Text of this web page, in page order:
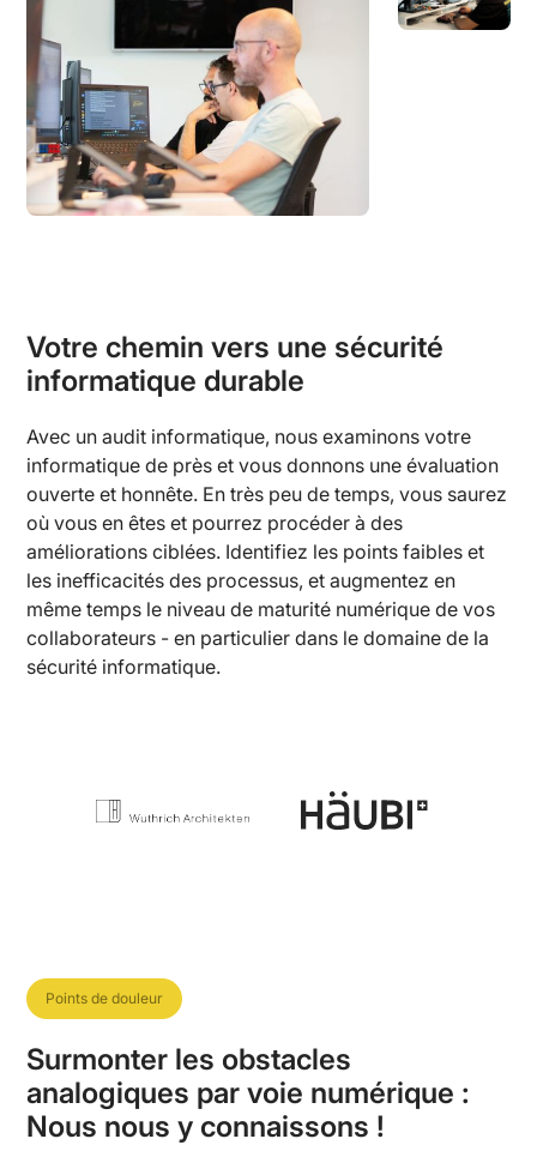
Votre chemin vers une sécurité
informatique durable
Avec un audit informatique, nous examinons votre
informatique de près et vous donnons une évaluation
ouverte et honnête. En très peu de temps, vous saurez
où vous en êtes et pourrez procéder à des
améliorations ciblées. Identifiez les points faibles et
les inefficacités des processus, et augmentez en
même temps le niveau de maturité numérique de vos
collaborateurs - en particulier dans le domaine de la
sécurité informatique.
Points de douleur
Surmonter les obstacles
analogiques par voie numérique :
Nous nous y connaissons !